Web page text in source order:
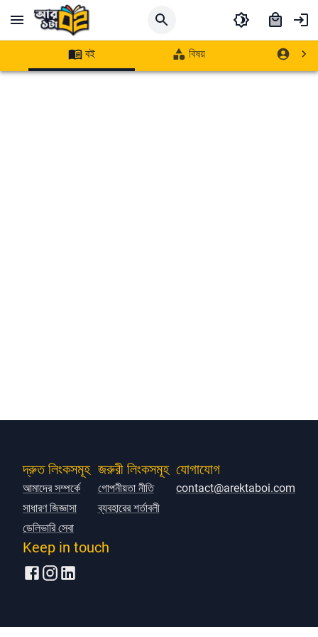
বই বিষয় লেখক
দ্রুত লিংকসমূহ
আমাদের সম্পর্কে
সাধারণ জিজ্ঞাসা
ডেলিভারি সেবা
জরুরী লিংকসমূহ
গোপনীয়তা নীতি
ব্যবহারের শর্তাবলী
যোগাযোগ
contact@arektaboi.com
Keep in touch